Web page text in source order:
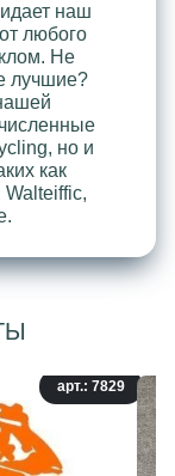
наш
любого
Не
лучшие?
но и
как
арт.: 7829